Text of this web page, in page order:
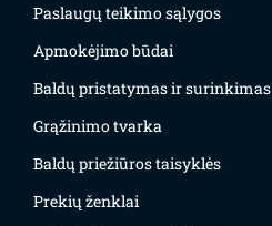
Paslaugų teikimo sąlygos
Apmokėjimo būdai
Baldų pristatymas ir surinkimas
Grąžinimo tvarka
Baldų priežiūros taisyklės
Prekių ženklai